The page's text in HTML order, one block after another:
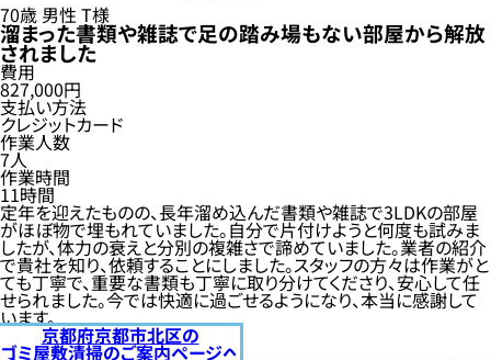
70歳 男性 T様
溜まった書類や雑誌で足の踏み場もない部屋から解放
されました
費用
827,000円
支払い方法
クレジットカード
作業人数
7人
作業時間
11時間
定年を迎えたものの、長年溜め込んだ書類や雑誌で3LDKの部屋
がほぼ物で埋もれていました。自分で片付けようと何度も試みま
したが、体力の衰えと分別の複雑さで諦めていました。業者の紹介
で貴社を知り、依頼することにしました。スタッフの方々は作業がと
ても丁寧で、重要な書類も丁寧に取り分けてくださり、安心して任
せられました。今では快適に過ごせるようになり、本当に感謝して
います。
京都府京都市北区の
ゴミ屋敷清掃のご案内ページへ